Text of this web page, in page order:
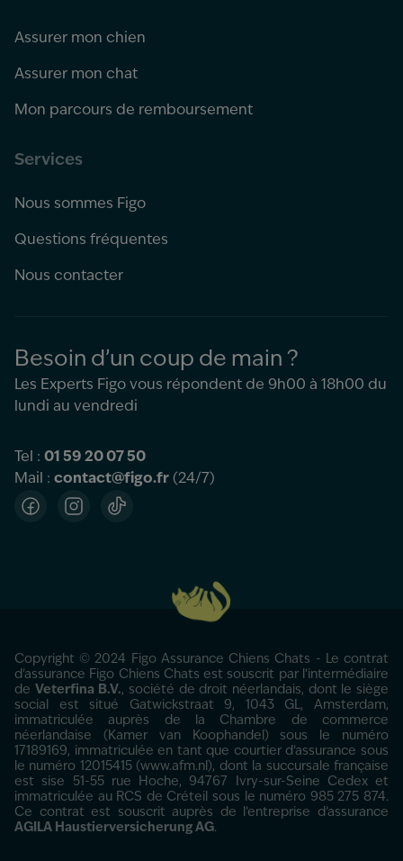
Assurer mon chien
Assurer mon chat
Mon parcours de remboursement
Services
Nous sommes Figo
Questions fréquentes
Nous contacter
Besoin d’un coup de main ?
Les Experts Figo vous répondent de 9h00 à 18h00 du
lundi au vendredi
Tel : 01 59 20 07 50
Mail : contact@figo.fr (24/7)
FacebookInstagramTikTok
Copyright © 2024 Figo Assurance Chiens Chats - Le contrat
d'assurance Figo Chiens Chats est souscrit par l’intermédiaire
de Veterfina B.V., société de droit néerlandais, dont le siège
social est situé Gatwickstraat 9, 1043 GL, Amsterdam,
immatriculée auprès de la Chambre de commerce
néerlandaise (Kamer van Koophandel) sous le numéro
17189169, immatriculée en tant que courtier d’assurance sous
le numéro 12015415 (www.afm.nl), dont la succursale française
est sise 51-55 rue Hoche, 94767 Ivry-sur-Seine Cedex et
immatriculée au RCS de Créteil sous le numéro 985 275 874.
Ce contrat est souscrit auprès de l’entreprise d’assurance
AGILA Haustierversicherung AG.